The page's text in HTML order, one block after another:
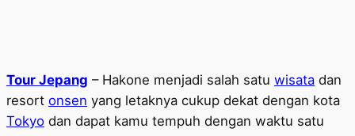
Tour Jepang – Hakone menjadi salah satu wisata dan
resort onsen yang letaknya cukup dekat dengan kota
Tokyo dan dapat kamu tempuh dengan waktu satu